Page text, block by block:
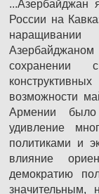
...Азербайджан
России на
возможности
Армении
удивление
политиками и
влияние
демократию
значительным,